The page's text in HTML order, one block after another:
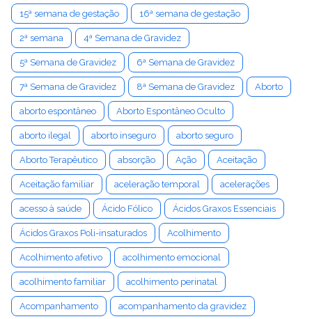
15ª semana de gestação 16ª semana de gestação
2ª semana 4ª Semana de Gravidez
5ª Semana de Gravidez 6ª Semana de Gravidez
7ª Semana de Gravidez 8ª Semana de Gravidez Aborto
aborto espontâneo Aborto Espontâneo Oculto
aborto ilegal aborto inseguro aborto seguro
Aborto Terapêutico absorção Ação Aceitação
Aceitação familiar aceleração temporal acelerações
acesso à saúde Ácido Fólico Ácidos Graxos Essenciais
Ácidos Graxos Poli-insaturados Acolhimento
Acolhimento afetivo acolhimento emocional
acolhimento familiar acolhimento perinatal
Acompanhamento acompanhamento da gravidez